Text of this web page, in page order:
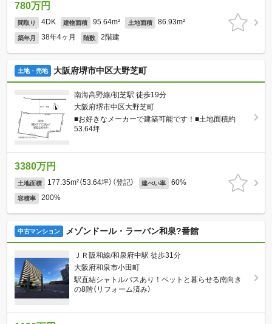
780万円
間取り 4DK 建物面積 95.64m² 土地面積 86.93m²
築年月 38年4ヶ月 階数 2階建
土地・売地 大阪府堺市中区大野芝町
南海高野線/初芝駅 徒歩19分
大阪府堺市中区大野芝町
■お好きなメーカーで建築可能です！■土地面積約
53.64坪
3380万円
土地面積 177.35m²（53.64坪）（登記） 建ぺい率 60%
容積率 200%
中古マンション メゾンドール・ラーバン和泉?番館
ＪＲ阪和線/和泉府中駅 徒歩31分
大阪府和泉市小田町
駅直結シャトルバスあり！ペットと暮らせる南向き
の8階（リフォーム済み）